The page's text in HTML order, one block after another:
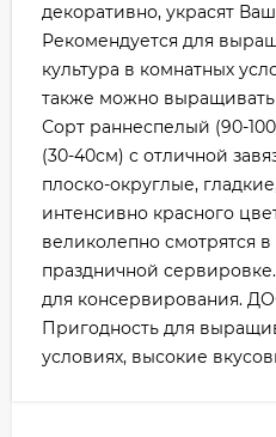
декоративно, украсят
Рекомендуется для
культура в комнатных
также можно выращивать
Сорт раннеспелый (90-
(30-40см) с отличной
плоско-округлые,
интенсивно красного
великолепно смотрятся в
праздничной
для консервирования.
Пригодность для
условиях, высокие